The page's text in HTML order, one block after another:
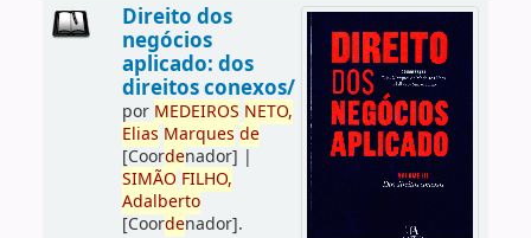
Direito dos
negócios
aplicado: dos
direitos conexos/
por MEDEIROS NETO,
Elias Marques de
[Coordenador] |
SIMÃO FILHO,
Adalberto
[Coordenador].